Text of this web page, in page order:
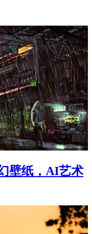
壁纸，AI艺术